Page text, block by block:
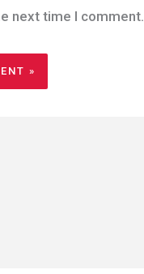
next time I comment.